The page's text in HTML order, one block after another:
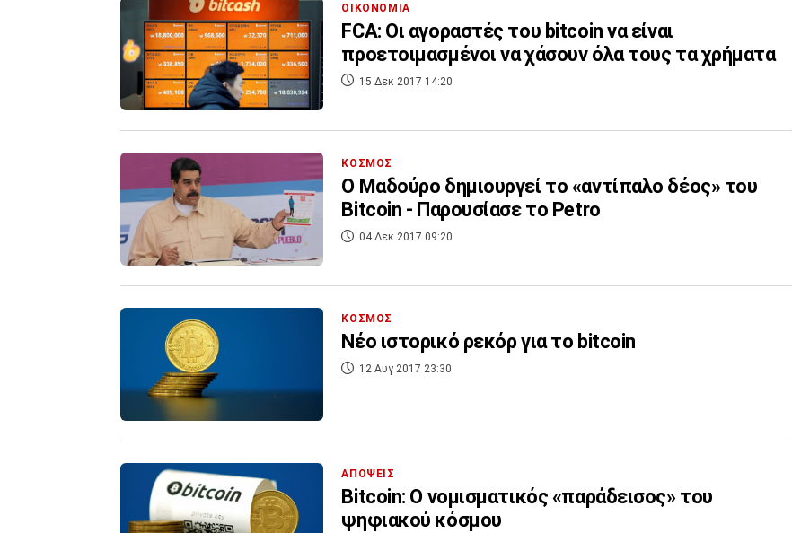
ΟΙΚΟΝΟΜΙΑ
FCA: Οι αγοραστές του bitcoin να είναι
προετοιμασμένοι να χάσουν όλα τους τα χρήματα
15 Δεκ 2017 14:20
ΚΟΣΜΟΣ
Ο Μαδούρο δημιουργεί το «αντίπαλο δέος» του
Bitcoin - Παρουσίασε το Petro
04 Δεκ 2017 09:20
ΚΟΣΜΟΣ
Νέο ιστορικό ρεκόρ για το bitcoin
12 Αυγ 2017 23:30
ΑΠΟΨΕΙΣ
Bitcoin: Ο νομισματικός «παράδεισος» του
ψηφιακού κόσμου